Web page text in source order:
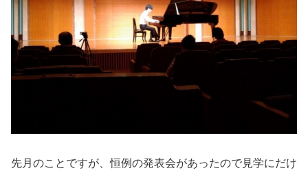
先月のことですが、恒例の発表会があったので見学にだけ